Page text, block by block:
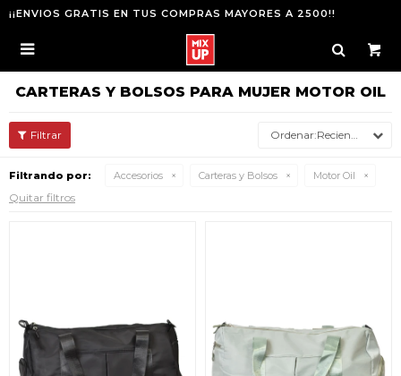
¡¡ENVIOS GRATIS EN TUS COMPRAS MAYORES A 2500!!

CARTERAS Y BOLSOS PARA MUJER MOTOR OIL
Recientes
Filtrando por: Accesorios Carteras y Bolsos Motor Oil
Quitar filtros